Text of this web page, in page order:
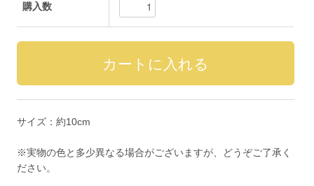
購入数
サイズ：約10cm
※実物の色と多少異なる場合がございますが、どうぞご了承く
ださい。